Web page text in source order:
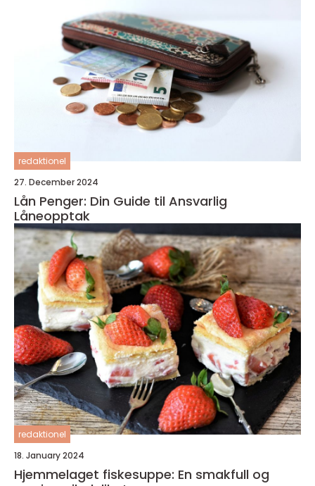
redaktionel
27. December 2024
Lån Penger: Din Guide til Ansvarlig
Låneopptak
redaktionel
18. January 2024
Hjemmelaget fiskesuppe: En smakfull og